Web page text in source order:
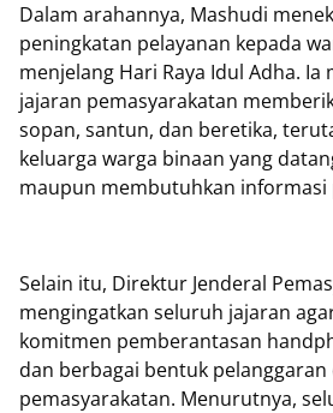
Dalam arahannya, Mashudi
peningkatan pelayanan kepada
menjelang Hari Raya Idul Adha.
jajaran pemasyarakatan
sopan, santun, dan beretika,
keluarga warga binaan yang
maupun membutuhkan informasi
Selain itu, Direktur Jenderal
mengingatkan seluruh jajaran
komitmen pemberantasan
dan berbagai bentuk pelanggaran
pemasyarakatan. Menurutnya,